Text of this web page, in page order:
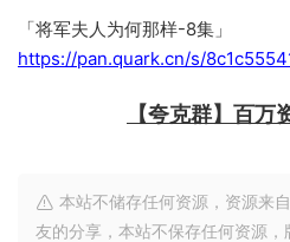
「将军夫人为何那样-8集」
https://pan.quark.cn/s/
【夸克群】百万
本站不储存任何资源，资源来
友的分享，本站不保存任何资源